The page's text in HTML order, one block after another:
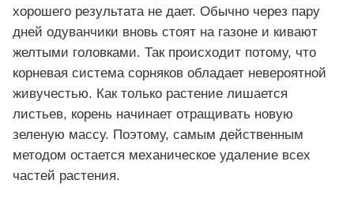
хорошего результата не дает. Обычно через пару
дней одуванчики вновь стоят на газоне и кивают
желтыми головками. Так происходит потому, что
корневая система сорняков обладает невероятной
живучестью. Как только растение лишается
листьев, корень начинает отращивать новую
зеленую массу. Поэтому, самым действенным
методом остается механическое удаление всех
частей растения.